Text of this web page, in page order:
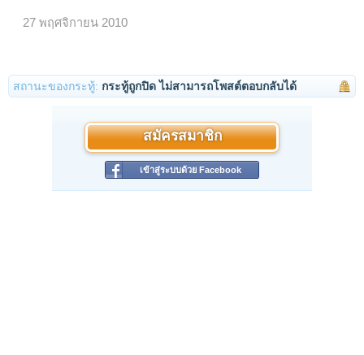
27 พฤศจิกายน 2010
สถานะของกระทู้: กระทู้ถูกปิด ไม่สามารถโพสต์ตอบกลับได้
สมัครสมาชิก
เข้าสู่ระบบด้วย Facebook